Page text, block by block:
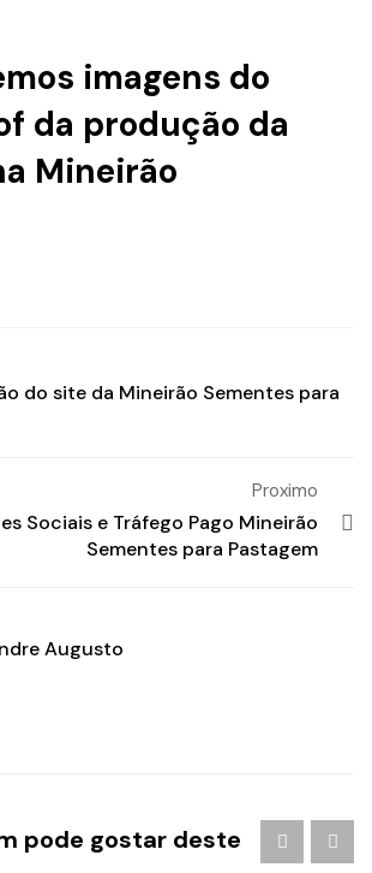
imagens do
da produção da
Mineirão
do site da Mineirão Sementes para
Proximo
Sociais e Tráfego Pago Mineirão
Sementes para Pastagem
Augusto
pode gostar deste
agencia de
/Branding/ criação de logo